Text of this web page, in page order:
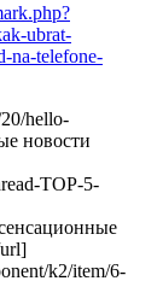
ubrat-
na-telefone-
hello-
новости
TOP-5-
k2/item/6-